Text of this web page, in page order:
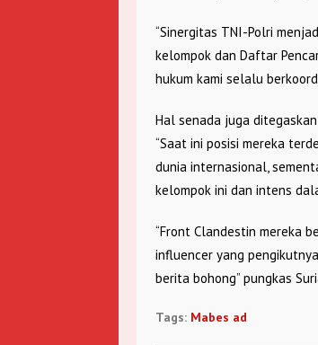
“Sinergitas TNI-Polri
kelompok dan Daftar
hukum kami selalu
Hal senada juga
“Saat ini posisi mereka
dunia internasional,
kelompok ini dan intens
“Front Clandestin mereka
influencer yang
berita bohong” pungkas
Tags: Mabes ad